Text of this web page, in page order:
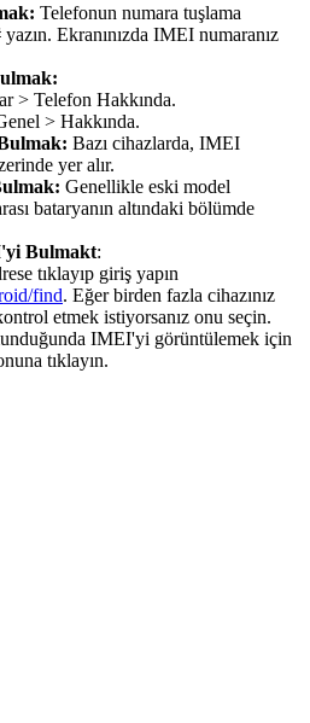
Telefonun numara tuşlama
yazın. Ekranınızda IMEI numaranız
> Telefon Hakkında.
> Hakkında.
Bazı cihazlarda, IMEI
yer alır.
Genellikle eski model
bataryanın altındaki bölümde
Bulmakt:
tıklayıp giriş yapın
find. Eğer birden fazla cihazınız
etmek istiyorsanız onu seçin.
IMEI'yi görüntülemek için
tıklayın.